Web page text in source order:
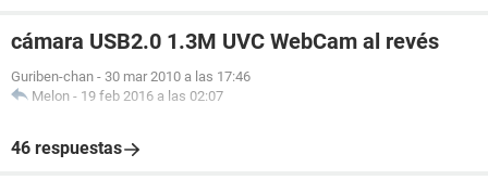
cámara USB2.0 1.3M UVC WebCam al revés
Guriben-chan - 30 mar 2010 a las 17:46
Melon - 19 feb 2016 a las 02:07
46 respuestas